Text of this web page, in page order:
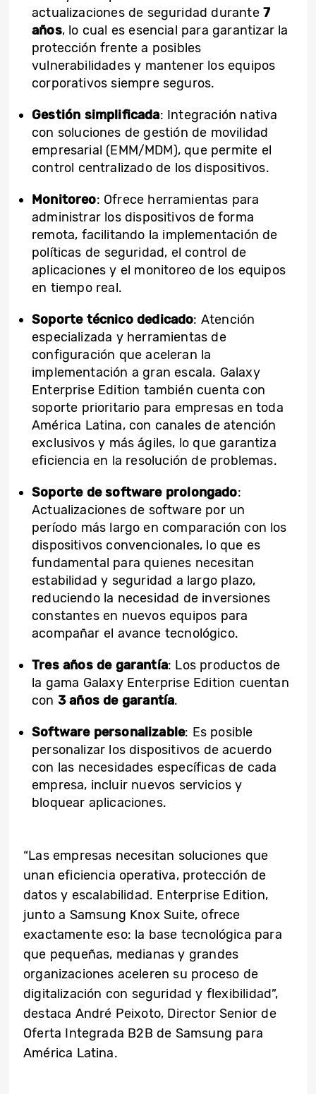
actualizaciones de seguridad durante 7
años, lo cual es esencial para garantizar la
protección frente a posibles
vulnerabilidades y mantener los equipos
corporativos siempre seguros.
Gestión simplificada: Integración nativa
con soluciones de gestión de movilidad
empresarial (EMM/MDM), que permite el
control centralizado de los dispositivos.
Monitoreo: Ofrece herramientas para
administrar los dispositivos de forma
remota, facilitando la implementación de
políticas de seguridad, el control de
aplicaciones y el monitoreo de los equipos
en tiempo real.
Soporte técnico dedicado: Atención
especializada y herramientas de
configuración que aceleran la
implementación a gran escala. Galaxy
Enterprise Edition también cuenta con
soporte prioritario para empresas en toda
América Latina, con canales de atención
exclusivos y más ágiles, lo que garantiza
eficiencia en la resolución de problemas.
Soporte de software prolongado:
Actualizaciones de software por un
período más largo en comparación con los
dispositivos convencionales, lo que es
fundamental para quienes necesitan
estabilidad y seguridad a largo plazo,
reduciendo la necesidad de inversiones
constantes en nuevos equipos para
acompañar el avance tecnológico.
Tres años de garantía: Los productos de
la gama Galaxy Enterprise Edition cuentan
con 3 años de garantía.
Software personalizable: Es posible
personalizar los dispositivos de acuerdo
con las necesidades específicas de cada
empresa, incluir nuevos servicios y
bloquear aplicaciones.
“Las empresas necesitan soluciones que
unan eficiencia operativa, protección de
datos y escalabilidad. Enterprise Edition,
junto a Samsung Knox Suite, ofrece
exactamente eso: la base tecnológica para
que pequeñas, medianas y grandes
organizaciones aceleren su proceso de
digitalización con seguridad y flexibilidad”,
destaca André Peixoto, Director Senior de
Oferta Integrada B2B de Samsung para
América Latina.